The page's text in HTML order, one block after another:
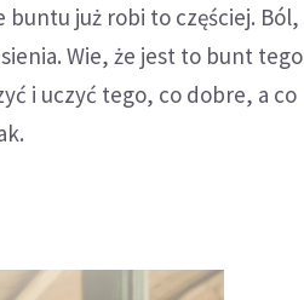
już robi to częściej. Ból,
Wie, że jest to bunt tego
i uczyć tego, co dobre, a co